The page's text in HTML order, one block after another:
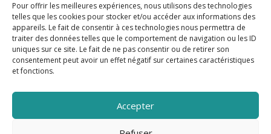
Pour offrir les meilleures expériences, nous utilisons des technologies
telles que les cookies pour stocker et/ou accéder aux informations des
appareils. Le fait de consentir à ces technologies nous permettra de
traiter des données telles que le comportement de navigation ou les ID
uniques sur ce site. Le fait de ne pas consentir ou de retirer son
consentement peut avoir un effet négatif sur certaines caractéristiques
et fonctions.
Accepter
FAIRE UN DON